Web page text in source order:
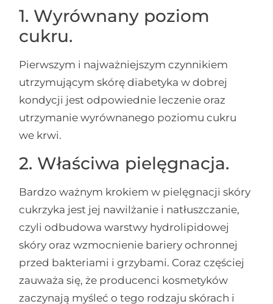
1. Wyrównany poziom
cukru.
Pierwszym i najważniejszym czynnikiem
utrzymującym skórę diabetyka w dobrej
kondycji jest odpowiednie leczenie oraz
utrzymanie wyrównanego poziomu cukru
we krwi.
2. Właściwa pielęgnacja.
Bardzo ważnym krokiem w pielęgnacji skóry
cukrzyka jest jej nawilżanie i natłuszczanie,
czyli odbudowa warstwy hydrolipidowej
skóry oraz wzmocnienie bariery ochronnej
przed bakteriami i grzybami. Coraz częściej
zauważa się, że producenci kosmetyków
zaczynają myśleć o tego rodzaju skórach i